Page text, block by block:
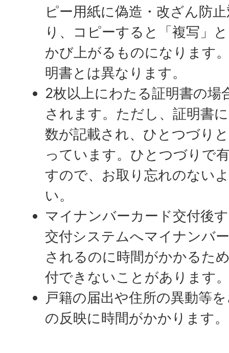
ピー用紙に偽造・改ざん防
り、コピーすると「複写」
かび上がるものになります
明書とは異なります。
2枚以上にわたる証明書の場
されます。ただし、証明書
数が記載され、ひとつづり
っています。ひとつづりで
すので、お取り忘れのない
い。
マイナンバーカード交付後
交付システムへマイナンバ
されるのに時間がかかるた
付できないことがあります
戸籍の届出や住所の異動等
の反映に時間がかかります。